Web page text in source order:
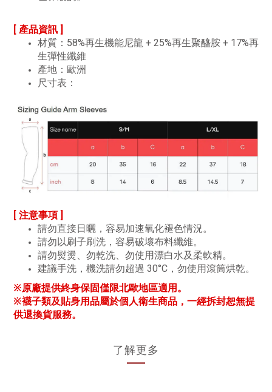
[ 產品資訊 ]
材質：58%再生機能尼龍 + 25%再生聚醯胺 + 17%再
生彈性纖維
產地：歐洲
尺寸表：
[ 注意事項 ]
請勿直接日曬，容易加速氧化褪色情況。
請勿以刷子刷洗，容易破壞布料纖維。
請勿熨燙、勿乾洗、勿使用漂白水及柔軟精。
建議手洗，機洗請勿超過 30°C，勿使用滾筒烘乾。
※原廠提供終身保固僅限北歐地區適用。
※襪子類及貼身用品屬於個人衛生商品，一經拆封恕無提
供退換貨服務。
了解更多